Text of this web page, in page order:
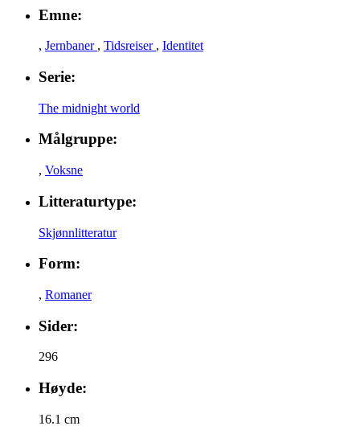
Emne:
, Jernbaner , Tidsreiser , Identitet
Serie:
The midnight world
Målgruppe:
, Voksne
Litteraturtype:
Skjønnlitteratur
Form:
, Romaner
Sider:
296
Høyde:
16.1 cm